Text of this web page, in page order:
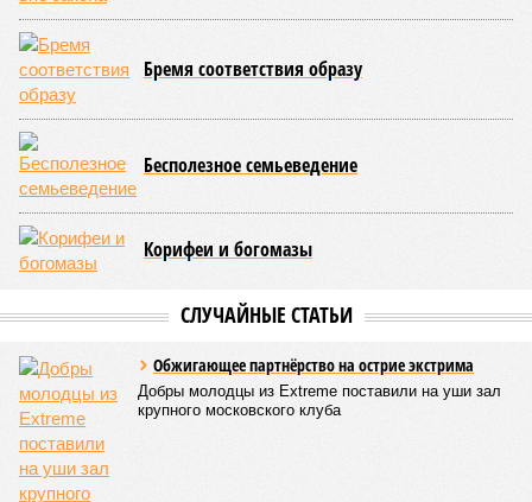
вероятность генетических мутаций при делении клетки,
неспособность контролировать выработку и поддержание
белков, а также дисфункция митохондрий. Некоторые из
этих признаков обратимы. Во всяком случае, таковы
предположения исследователей. Например, одним из
признаков биологического старения является уменьшение
длины теломер (защитных «колпачков» на концах
хромосом) – такое можно исправить и заодно увеличить
продолжительность жизни.
Но первая и главная проблема, пишет издание Medical
News Today, в соматических мутациях. Это изменения в
сперматозоидов и яйцеклеток), которые являются
протяжении всей нашей жизни. Иногда они возникают под
воздействием внешних факторов, условно таких как
ультрафиолет, а иногда… это просто случается. Просто
«потому что». И учёные до сих пор бьются над загадкой
почему.